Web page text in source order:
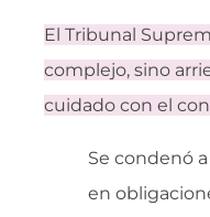
El Tribunal
complejo, sino
cuidado con el
Se condenó
en